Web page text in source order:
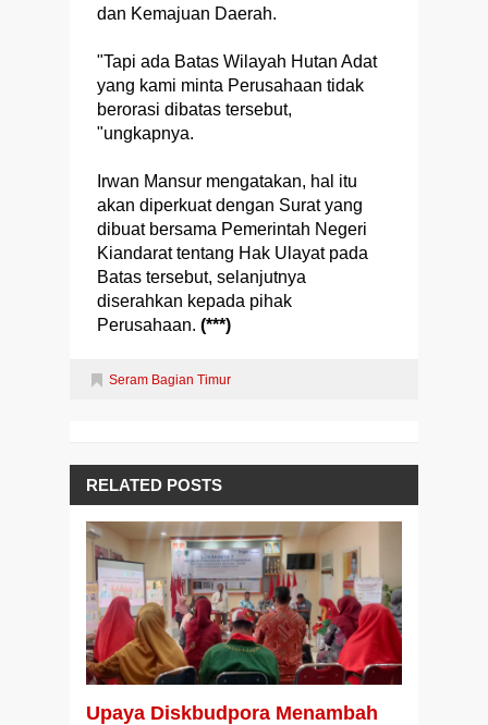
dan Kemajuan Daerah.
"Tapi ada Batas Wilayah Hutan Adat
yang kami minta Perusahaan tidak
berorasi dibatas tersebut,
"ungkapnya.
Irwan Mansur mengatakan, hal itu
akan diperkuat dengan Surat yang
dibuat bersama Pemerintah Negeri
Kiandarat tentang Hak Ulayat pada
Batas tersebut, selanjutnya
diserahkan kepada pihak
Perusahaan. (***)
Seram Bagian Timur
RELATED POSTS
Upaya Diskbudpora Menambah